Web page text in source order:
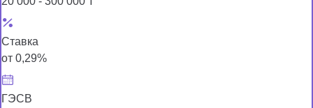
Ставка
от 0,29%
ГЭСВ